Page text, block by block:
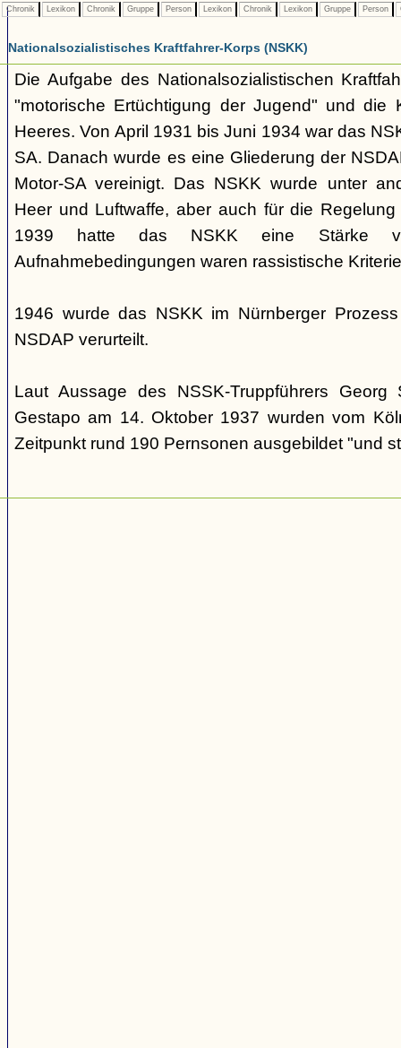
Chronik Lexikon Chronik Gruppe Person Lexikon Chronik Lexikon Gruppe Person
Nationalsozialistisches Kraftfahrer-Korps (NSKK)
Die Aufgabe des Nationalsozialistischen
"motorische Ertüchtigung der Jugend" und die
Heeres. Von April 1931 bis Juni 1934 war das
SA. Danach wurde es eine Gliederung der
Motor-SA vereinigt. Das NSKK wurde unter
Heer und Luftwaffe, aber auch für die
1939 hatte das NSKK eine Stärke
Aufnahmebedingungen waren rassistische
1946 wurde das NSKK im Nürnberger
NSDAP verurteilt.
Laut Aussage des NSSK-Truppführers
Gestapo am 14. Oktober 1937 wurden vom
Zeitpunkt rund 190 Pernsonen ausgebildet "und